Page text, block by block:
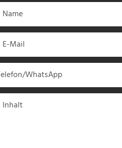
Name
E-Mail
WhatsApp
Inhalt